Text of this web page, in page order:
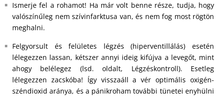
Ismerje fel a rohamot! Ha már volt benne része, tudja, hogy
valószínűleg nem szívinfarktusa van, és nem fog most rögtön
meghalni.
Felgyorsult és felületes légzés (hiperventillálás) esetén
lélegezzen lassan, kétszer annyi ideig kifújva a levegőt, mint
ahogy belélegez (lsd. oldalt, Légzéskontroll). Esetleg
lélegezzen zacskóba! Így visszaáll a vér optimális oxigén-
széndioxid aránya, és a pánikroham további tünetei enyhülni